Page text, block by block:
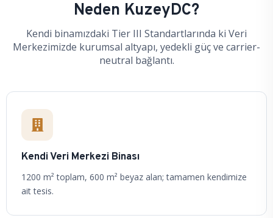
Neden KuzeyDC?
Kendi binamızdaki Tier III Standartlarında ki Veri
Merkezimizde kurumsal altyapı, yedekli güç ve carrier-
neutral bağlantı.
Kendi Veri Merkezi Binası
1200 m² toplam, 600 m² beyaz alan; tamamen kendimize
ait tesis.